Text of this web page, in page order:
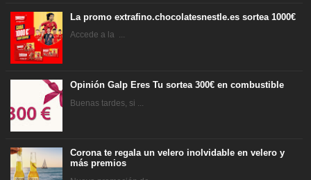
La promo extrafino.chocolatesnestle.es sortea 1000€
Accede a la ...
Opinión Galp Eres Tu sortea 300€ en combustible
Buenas tardes, si ...
Corona te regala un velero inolvidable en velero y
más premios